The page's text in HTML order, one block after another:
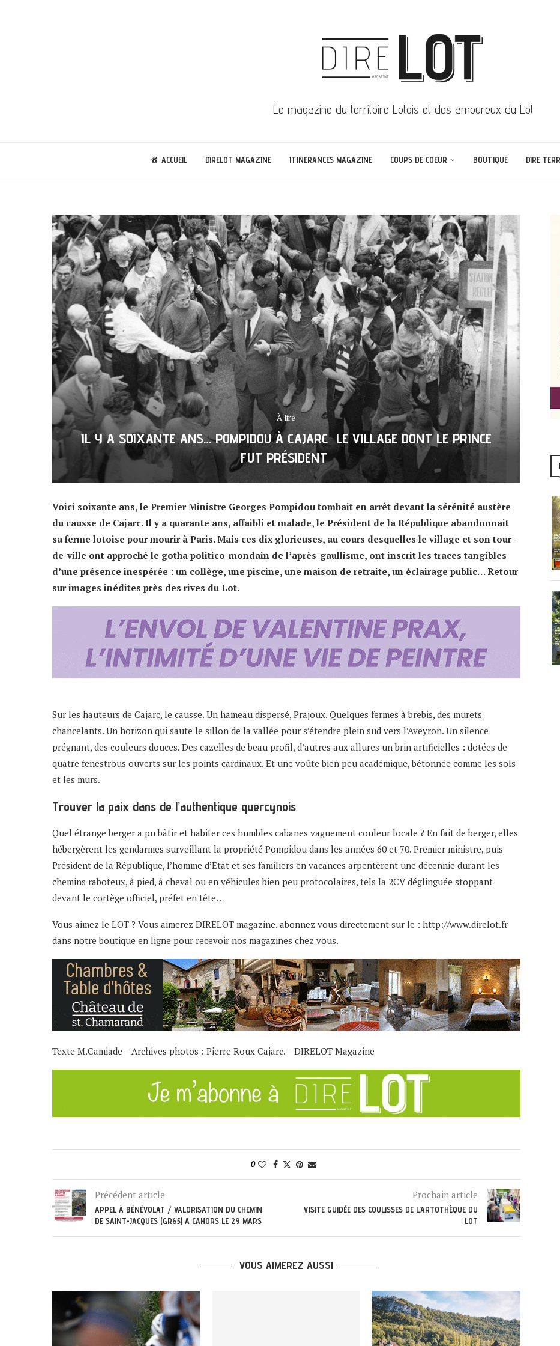
Le magazine du territoire Lotois et des amoureux du Lot
ACCUEIL DIRELOT MAGAZINE ITINÉRANCES MAGAZINE COUPS DE COEUR BOUTIQUE DIRE
À lire
IL Y A SOIXANTE ANS… POMPIDOU À CAJARC LE VILLAGE DONT LE PRINCE
FUT PRÉSIDENT
Voici soixante ans, le Premier Ministre Georges Pompidou tombait en arrêt devant la sérénité austère
du causse de Cajarc. Il y a quarante ans, affaibli et malade, le Président de la République abandonnait
sa ferme lotoise pour mourir à Paris. Mais ces dix glorieuses, au cours desquelles le village et son tour-
de-ville ont approché le gotha politico-mondain de l’après-gaullisme, ont inscrit les traces tangibles
d’une présence inespérée : un collège, une piscine, une maison de retraite, un éclairage public… Retour
sur images inédites près des rives du Lot.
Sur les hauteurs de Cajarc, le causse. Un hameau dispersé, Prajoux. Quelques fermes à brebis, des murets
chancelants. Un horizon qui saute le sillon de la vallée pour s’étendre plein sud vers l’Aveyron. Un silence
prégnant, des couleurs douces. Des cazelles de beau profil, d’autres aux allures un brin artificielles : dotées de
quatre fenestrous ouverts sur les points cardinaux. Et une voûte bien peu académique, bétonnée comme les sols
et les murs.
Trouver la paix dans de l’authentique quercynois
Quel étrange berger a pu bâtir et habiter ces humbles cabanes vaguement couleur locale ? En fait de berger, elles
hébergèrent les gendarmes surveillant la propriété Pompidou dans les années 60 et 70. Premier ministre, puis
Président de la République, l’homme d’Etat et ses familiers en vacances arpentèrent une décennie durant les
chemins raboteux, à pied, à cheval ou en véhicules bien peu protocolaires, tels la 2CV déglinguée stoppant
devant le cortège officiel, préfet en tête…
Vous aimez le LOT ? Vous aimerez DIRELOT magazine. abonnez vous directement sur le : http://www.direlot.fr
dans notre boutique en ligne pour recevoir nos magazines chez vous.
Texte M.Camiade – Archives photos : Pierre Roux Cajarc. – DIRELOT Magazine
0
Précédent article
APPEL À BÉNÉVOLAT / VALORISATION DU CHEMIN
DE SAINT-JACQUES (GR65) A CAHORS LE 29 MARS
Prochain article
VISITE GUIDÉE DES COULISSES DE L’ARTOTHÈQUE DU
LOT
VOUS AIMEREZ AUSSI